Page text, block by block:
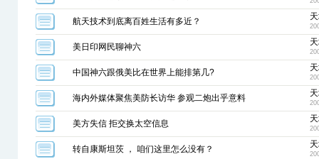
航天技术到底离百姓生活有多近？
美日印网民聊神六
中国神六跟俄美比在世界上能排第几?
海内外媒体聚焦美防长访华 参观二炮出乎意料
美方失信 拒交换太空信息
转自康斯坦茨 ， 咱们这里怎么没有？